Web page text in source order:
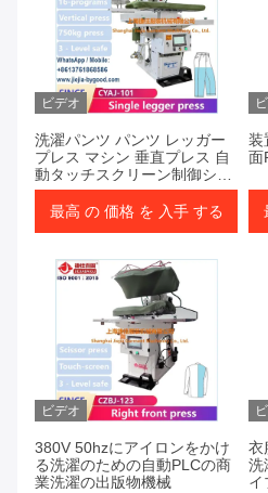
ビデオ
洗濯パンツ パンツ レッガー
プレス マシン 垂直プレス 自
動タッチスクリーン制御シス
テム
最高 の 価格 を 入手 する
装
面
ビデオ
380V 50hzにアイロンをかけ
る洗濯のための自動PLCの商
業洗濯の出版物機械
衣
洗
イ